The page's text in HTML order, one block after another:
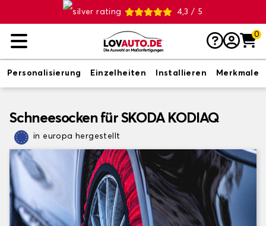
4,3 / 5
0
Personalisierung Einzelheiten Installieren Merkmale
Schneesocken für SKODA KODIAQ
in europa hergestellt